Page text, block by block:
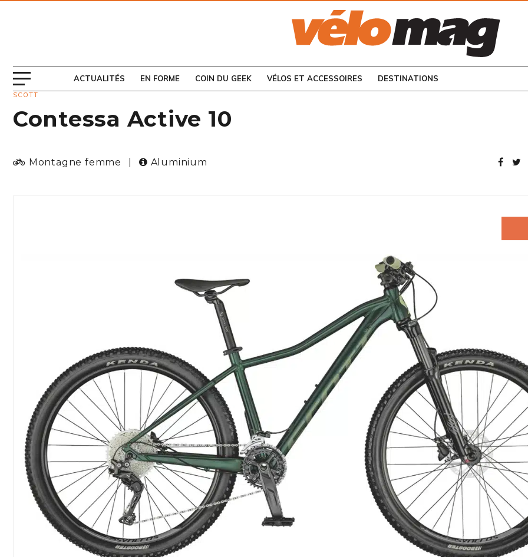
ACTUALITÉS EN FORME COIN DU GEEK VÉLOS ET ACCESSOIRES DESTINATIONS
CONSULTEZ LES
SCOTT
Contessa Active 10
Montagne femme Aluminium